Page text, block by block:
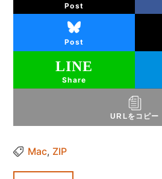
Post
Post
Share
URLをコピー
Mac, ZIP